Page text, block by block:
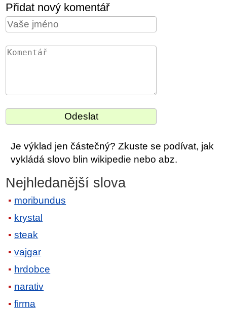
Přidat nový komentář
Je výklad jen částečný? Zkuste se podívat, jak
vykládá slovo blin wikipedie nebo abz.
Nejhledanější slova
moribundus
krystal
steak
vajgar
hrdobce
narativ
firma